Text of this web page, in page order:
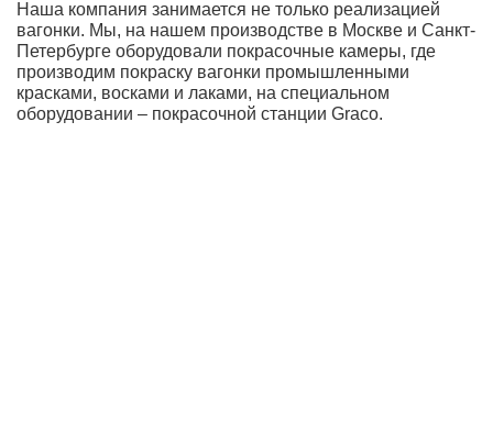
Наша компания занимается не только реализацией
вагонки. Мы, на нашем производстве в Москве и Санкт-
Петербурге оборудовали покрасочные камеры, где
производим покраску вагонки промышленными
красками, восками и лаками, на специальном
оборудовании – покрасочной станции Graco.